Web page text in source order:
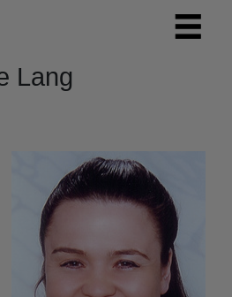
Lang